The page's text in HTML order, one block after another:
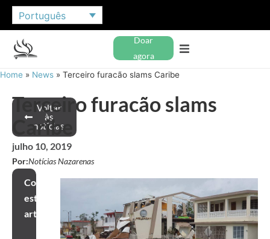
Português
Doar
agora
Home » News » Terceiro furacão slams Caribe
Voltar
às
notícias
Terceiro furacão slams
Caribe
julho 10, 2019
Por:Notícias Nazarenas
Compartilhar
este
artigo